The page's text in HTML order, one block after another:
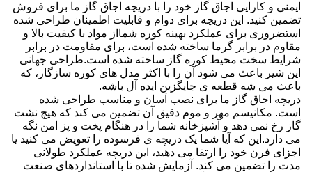
ایمنی و کارایی اجاق گاز خود را با دریچه اجاق گاز ما برای فروش
تضمین کنید. این دریچه برای دوام و قابلیت اطمینان طراحی شده
استضروری برای عملکرد بهینه کوره شمااز مواد با کیفیت بالا و
مقاوم در برابر گرما ساخته شده است، برای مقاومت در برابر
شرایط سخت محیط کوره گاز ساخته شده است.طراحی جهانی
این شیر باعث می شود آن را با اکثر مدل های کوره سازگار، که
باعث می شه قطعه ی جایگزین ایده آل باشه.
دریچه اجاق گاز ما برای نصب آسان و مناسب طراحی شده
است. مکانیسم مهر و موم دقیق آن تضمین می کند که هیچ نشت
گاز رخ نمی دهد و آشپزخانه شما را در هنگام پخت و پز امن نگه
می دارد.این که آیا شما یک دریچه ی فرسوده را تعویض می کنید یا
اجزای فرن خود را ارتقا می دهید، این دریچه عملکرد طولانی
مدت را تضمین می کند. آزمایش شده تا با استانداردهای صنعت